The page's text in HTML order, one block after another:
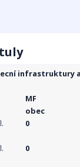
infrastruktury
MF
obec
0
0